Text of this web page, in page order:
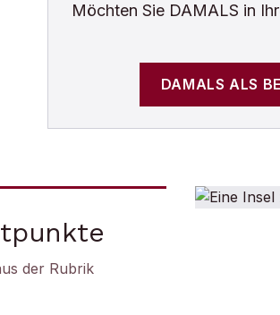
Möchten Sie DAMALS in
DAMALS ALS
der Rubrik